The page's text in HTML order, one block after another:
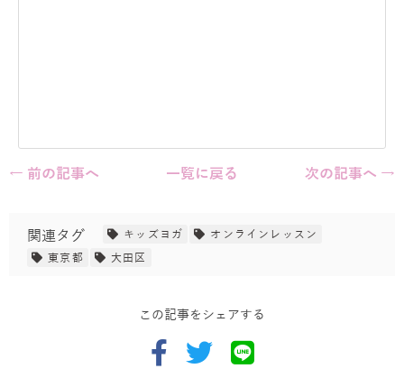
← 前の記事へ 一覧に戻る 次の記事へ →
関連タグ キッズヨガ
オンラインレッスン
東京都
大田区
この記事をシェアする